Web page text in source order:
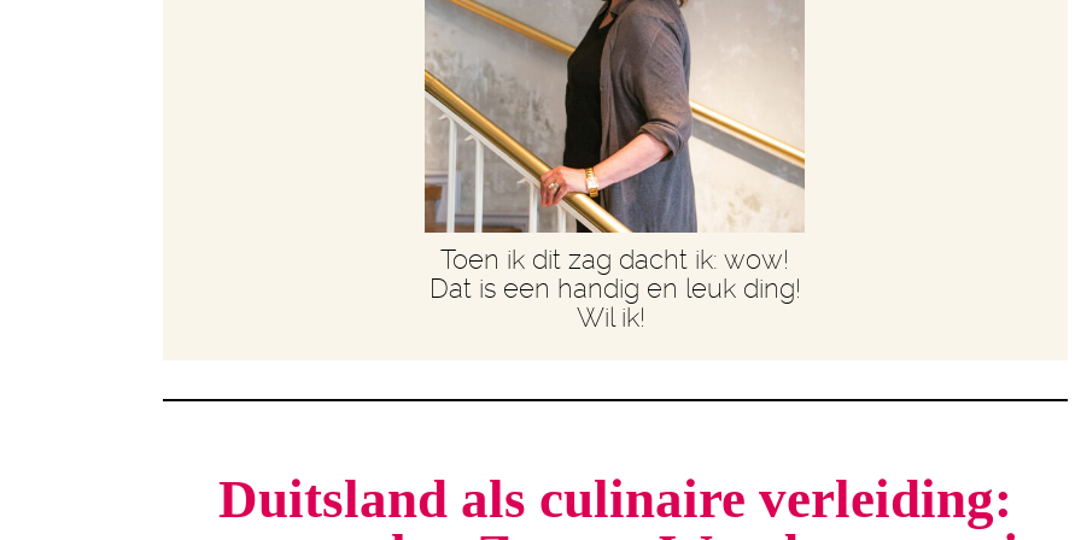
Toen ik dit zag dacht ik: wow!
Dat is een handig en leuk ding!
Wil ik!
Duitsland als culinaire verleiding: